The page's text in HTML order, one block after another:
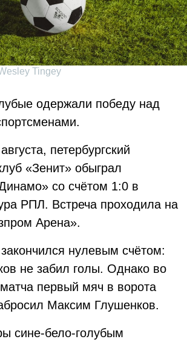
Tingey
одержали победу над
петербургский
«Зенит» обыграл
со счётом 1:0 в
РПЛ. Встреча проходила на
Арена».
нулевым счётом:
не забил голы. Однако во
первый мяч в ворота
Максим Глушенков.
сине-бело-голубым